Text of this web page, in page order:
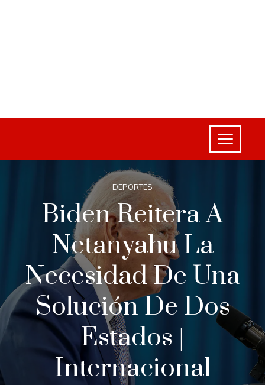
DEPORTES
Biden Reitera A
Netanyahu La
Necesidad De Una
Solución De Dos
Estados |
Internacional